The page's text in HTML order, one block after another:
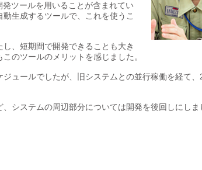
ツールを用いることが含まれてい
生成するツールで、これを使うこ
、短期間で開発できることも大き
のツールのメリットを感じました。
ュールでしたが、旧システムとの並行稼働を経て
システムの周辺部分については開発を後回しにしま